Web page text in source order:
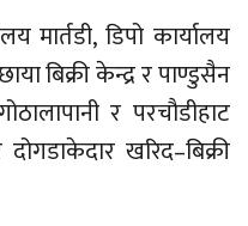
मार्तडी, डिपो कार्यालय
बिक्री केन्द्र र पाण्डुसैन
र परचौडीहाट
दोगडाकेदार खरिद–बिक्री